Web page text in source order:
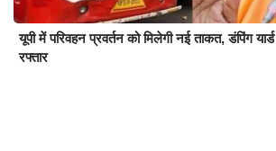
यूपी में परिवहन प्रवर्तन को मिलेगी नई ताकत, डंपिंग
रफ्तार